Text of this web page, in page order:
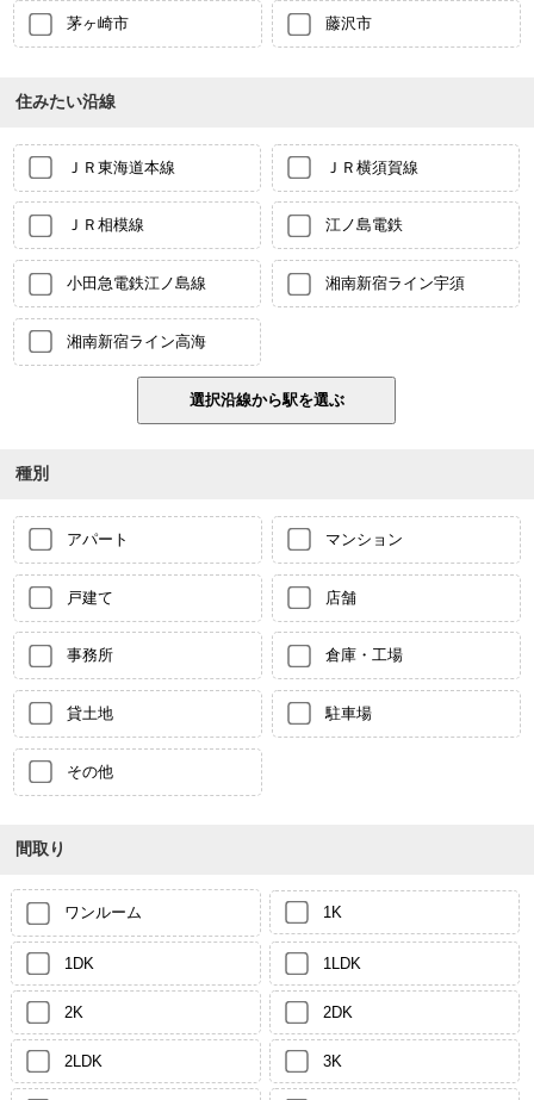
茅ヶ崎市 藤沢市
住みたい沿線
ＪＲ東海道本線 ＪＲ横須賀線
ＪＲ相模線 江ノ島電鉄
小田急電鉄江ノ島線 湘南新宿ライン宇須
湘南新宿ライン高海
種別
アパート マンション
戸建て 店舗
事務所 倉庫・工場
貸土地 駐車場
その他
間取り
ワンルーム 1K
1DK 1LDK
2K 2DK
2LDK 3K